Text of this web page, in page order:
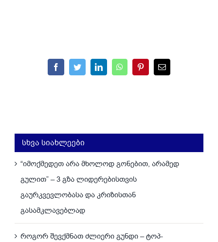
FacebookTwitterLinkedInWhatsAppPinterestEmail
სხვა სიახლეები
“იმოქმედეთ არა მხოლოდ გონებით, არამედ
გულით” – 3 გზა ლიდერებისთვის
გაურკვევლობასა და კრიზისთან
გასამკლავებლად
როგორ შევქმნათ ძლიერი გუნდი – ტოპ-